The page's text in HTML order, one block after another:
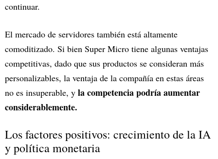
continuar.
El mercado de servidores también está altamente
comoditizado. Si bien Super Micro tiene algunas ventajas
competitivas, dado que sus productos se consideran más
personalizables, la ventaja de la compañía en estas áreas
no es insuperable, y la competencia podría aumentar
considerablemente.
Los factores positivos: crecimiento de la IA
y política monetaria